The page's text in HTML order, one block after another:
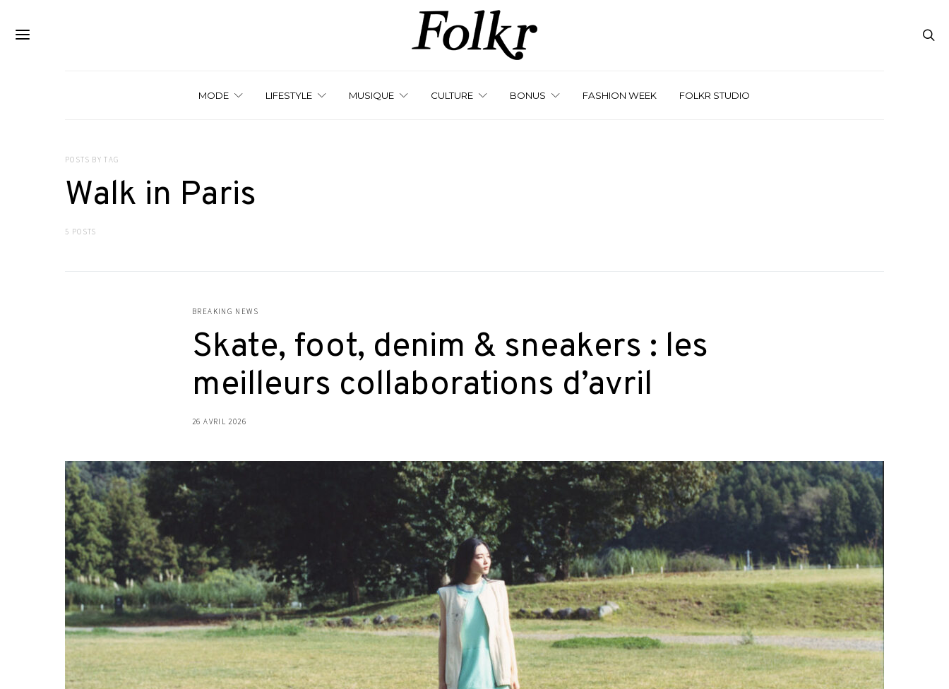
MODE LIFESTYLE MUSIQUE CULTURE BONUS FASHION WEEK FOLKR STUDIO
POSTS BY TAG
Walk in Paris
5 POSTS
BREAKING NEWS
Skate, foot, denim & sneakers : les
meilleurs collaborations d’avril
26 AVRIL 2026